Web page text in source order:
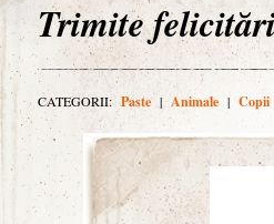
Trimite
CATEGORII: Paste | Animale | Copii